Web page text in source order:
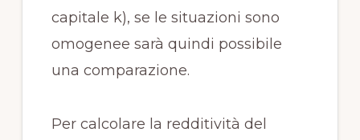
capitale k), se le situazioni sono
omogenee sarà quindi possibile
una comparazione.
Per calcolare la redditività del